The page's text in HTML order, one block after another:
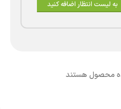
به لیست انتظار اضافه کنید
محصول هستند